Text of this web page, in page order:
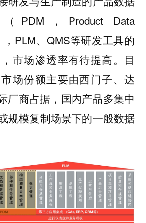
PDM，Product Data
，PLM、QMS等研发工具的
市场渗透率有待提高。目
场份额主要由西门子、达
厂商占据，国内产品多集中
规模复制场景下的一般数据